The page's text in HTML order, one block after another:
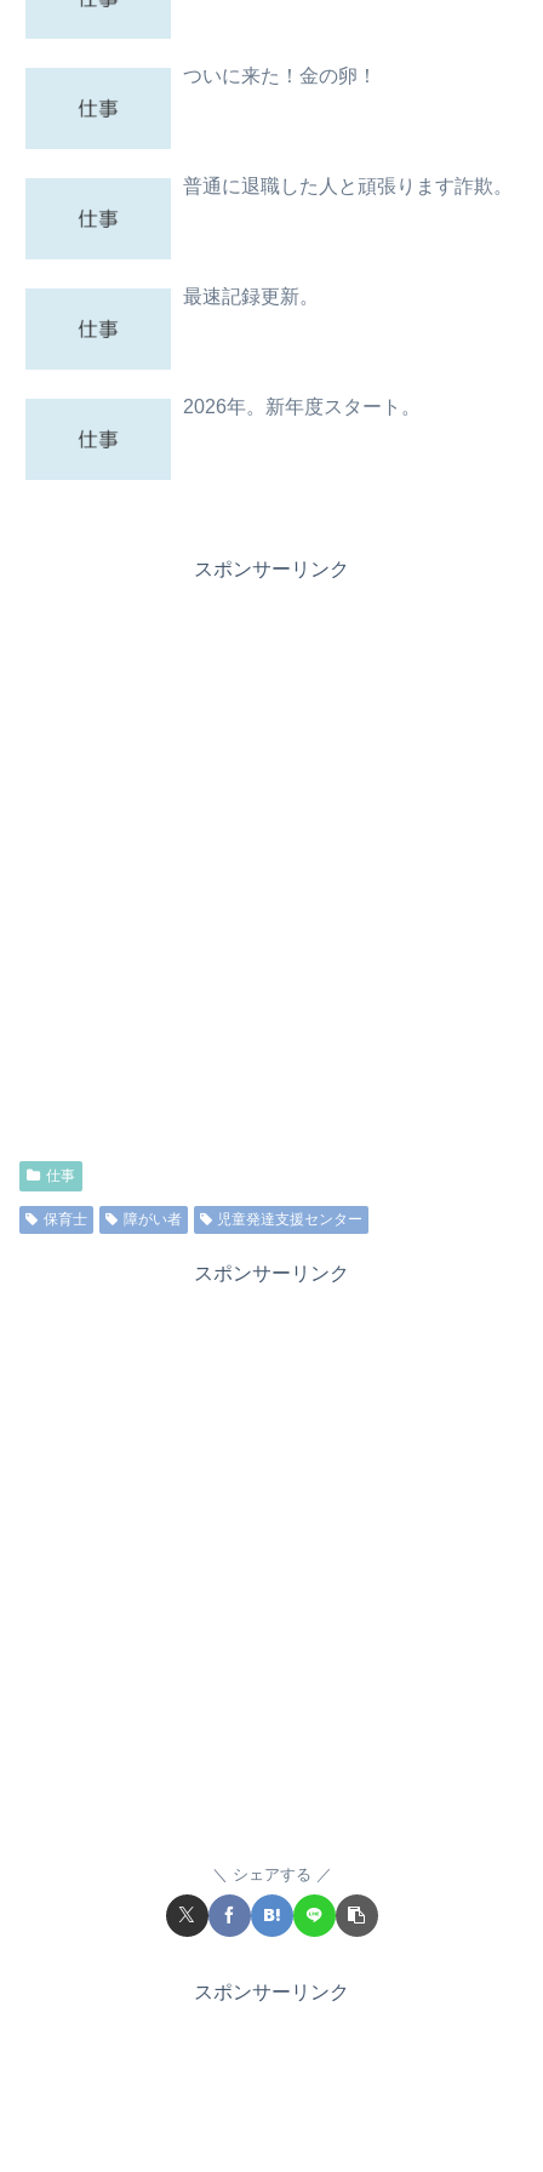
ついに来た！金の卵！
普通に退職した人と頑張ります詐欺。
最速記録更新。
2026年。新年度スタート。
スポンサーリンク
仕事
保育士 障がい者 児童発達支援センター
スポンサーリンク
シェアする
スポンサーリンク